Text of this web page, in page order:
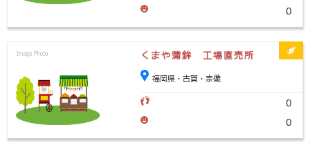
0
くまや蒲鉾 工場直売所
福岡県・古賀・宗像
0
0